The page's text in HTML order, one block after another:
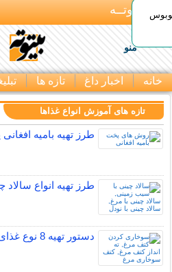
بـیتوتــه
منو
خانه اخبار داغ تازه ها
تازه های آموزش انواع غذاها
طرز تهیه بامیه
طرز تهیه انواع
دستور تهیه 8 نوع غذای خوشمزه و لذیذ با کتف مرغ